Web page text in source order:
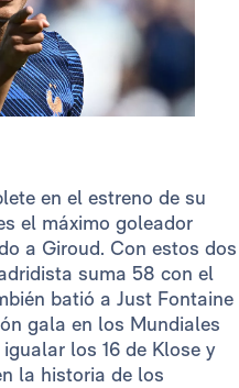
en el estreno de su
el máximo goleador
a Giroud. Con estos dos
suma 58 con el
batió a Just Fontaine
gala en los Mundiales
los 16 de Klose y
la historia de los